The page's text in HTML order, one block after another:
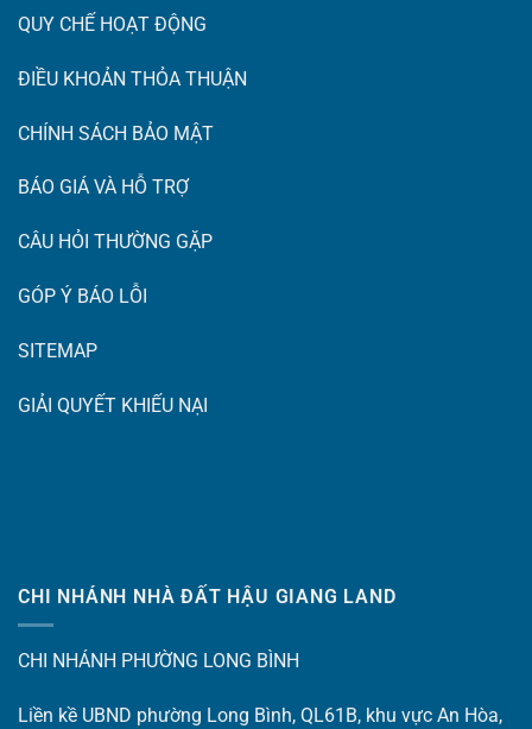
QUY CHẾ HOẠT ĐỘNG
ĐIỀU KHOẢN THỎA THUẬN
CHÍNH SÁCH BẢO MẬT
BÁO GIÁ VÀ HỖ TRỢ
CÂU HỎI THƯỜNG GẶP
GÓP Ý BÁO LỖI
SITEMAP
GIẢI QUYẾT KHIẾU NẠI
CHI NHÁNH NHÀ ĐẤT HẬU GIANG LAND
CHI NHÁNH PHƯỜNG LONG BÌNH
Liền kề UBND phường Long Bình, QL61B, khu vực An Hòa,